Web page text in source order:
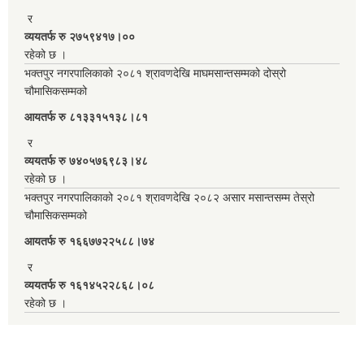
र
व्ययतर्फ रु २७५९४१७।००
रहेको छ ।
भक्तपुर नगरपालिकाको २०८१ श्रावणदेखि माघमसान्तसम्मको दोस्रो
चौमासिकसम्मको
आयतर्फ रु‌ ८१३३१५१३८।८१
र
व्ययतर्फ रु ७४०५७६९८३।४८
रहेको छ ।
भक्तपुर नगरपालिकाको २०८१ श्रावणदेखि २०८२ असार मसान्तसम्म तेस्रो
चौमासिकसम्मको
आयतर्फ रु‌ १६६७७२२५८८।७४
र
व्ययतर्फ रु १६१४५२२८६८।०८
रहेको छ ।